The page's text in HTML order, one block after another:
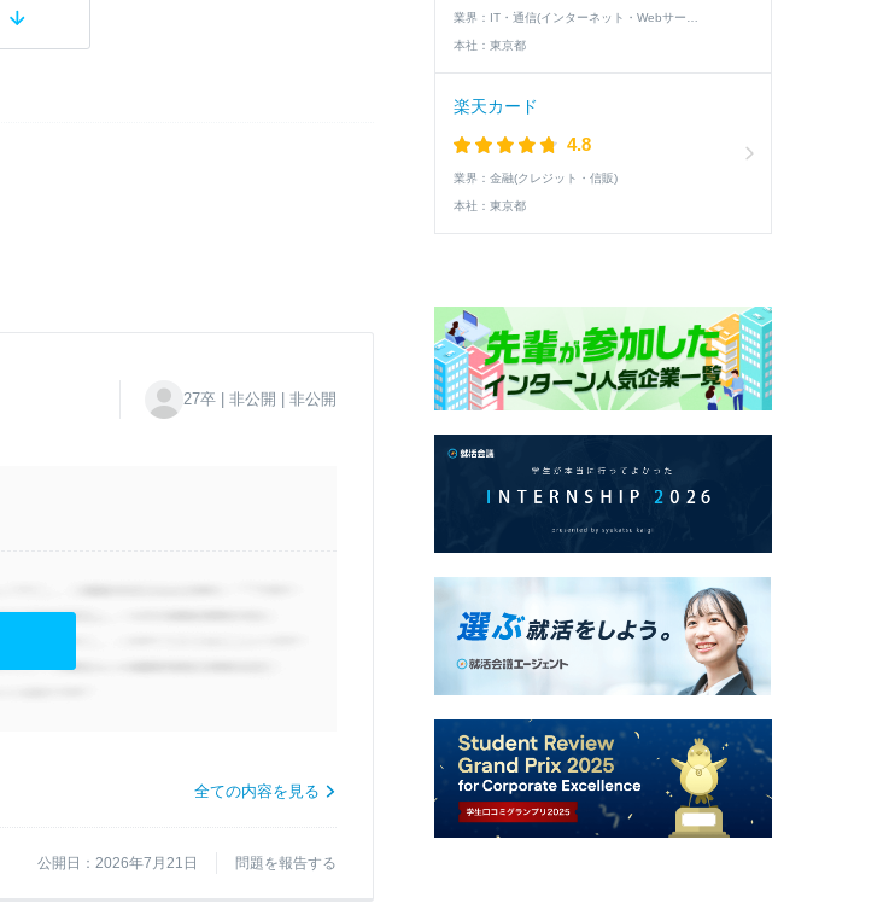
27卒 | 非公開 | 非公開
全ての内容を見る
公開日：2026年7月21日 問題を報告する
27卒 内定辞退
Q. 企業研究で行ったことを教えて下さい。
業界：
本社： 東京都
楽天カード
4.8
業界： 金融(クレジット・信販)
本社： 東京都